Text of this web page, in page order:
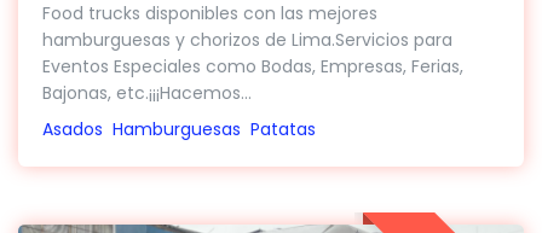
Food trucks disponibles con las mejores
hamburguesas y chorizos de Lima.Servicios para
Eventos Especiales como Bodas, Empresas, Ferias,
Bajonas, etc.¡¡¡Hacemos...
Asados Hamburguesas Patatas